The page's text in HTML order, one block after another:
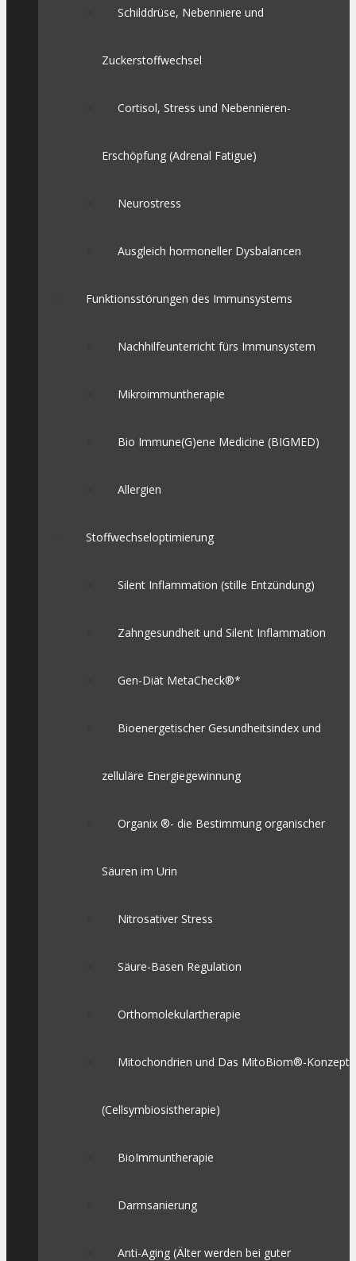
Schilddrüse, Nebenniere und
Zuckerstoffwechsel
Cortisol, Stress und Nebennieren-
Erschöpfung (Adrenal Fatigue)
Neurostress
Ausgleich hormoneller Dysbalancen
Funktionsstörungen des Immunsystems
Nachhilfeunterricht fürs Immunsystem
Mikroimmuntherapie
Bio Immune(G)ene Medicine (BIGMED)
Allergien
Stoffwechseloptimierung
Silent Inflammation (stille Entzündung)
Zahngesundheit und Silent Inflammation
Gen-Diät MetaCheck®*
Bioenergetischer Gesundheitsindex und
zelluläre Energiegewinnung
Organix ®- die Bestimmung organischer
Säuren im Urin
Nitrosativer Stress
Säure-Basen Regulation
Orthomolekulartherapie
Mitochondrien und Das MitoBiom®-Konzept
(Cellsymbiosistherapie)
BioImmuntherapie
Darmsanierung
Anti-Aging (Älter werden bei guter